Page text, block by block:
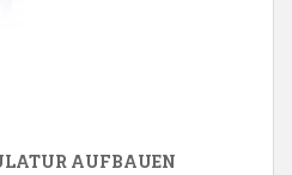
AUFBAUEN